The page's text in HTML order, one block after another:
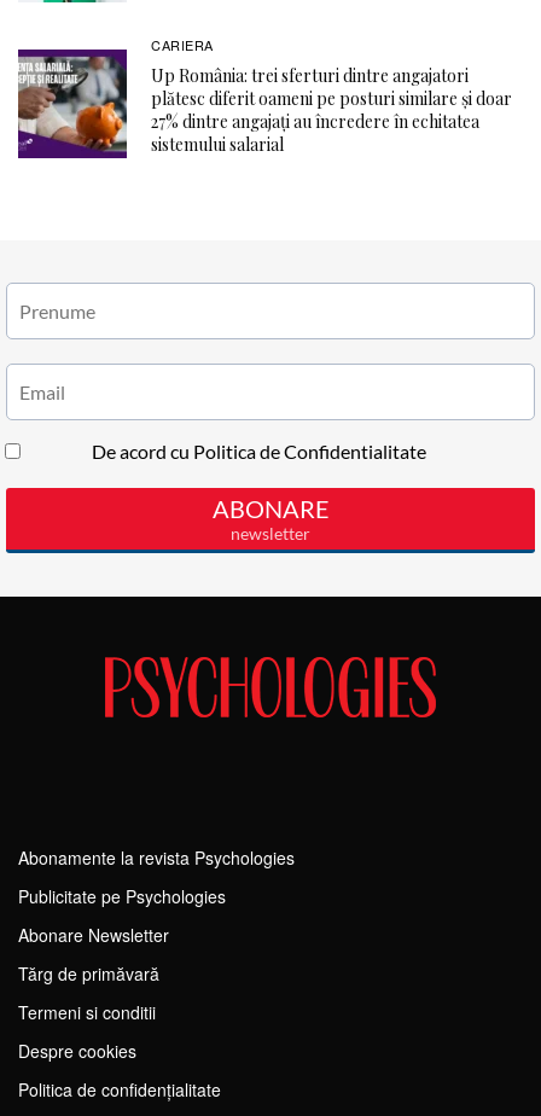
CARIERA
Up România: trei sferturi dintre angajatori
plătesc diferit oameni pe posturi similare și doar
27% dintre angajați au încredere în echitatea
sistemului salarial
Abonamente la revista Psychologies
Publicitate pe Psychologies
Abonare Newsletter
Tărg de primăvară
Termeni si conditii
Despre cookies
Politica de confidențialitate